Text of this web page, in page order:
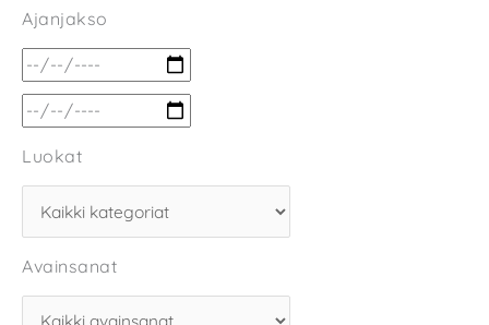
Ajanjakso
Luokat
Avainsanat